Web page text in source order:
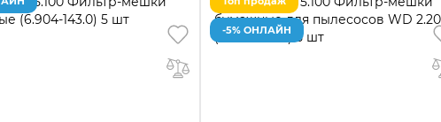
-5% ОНЛАЙН